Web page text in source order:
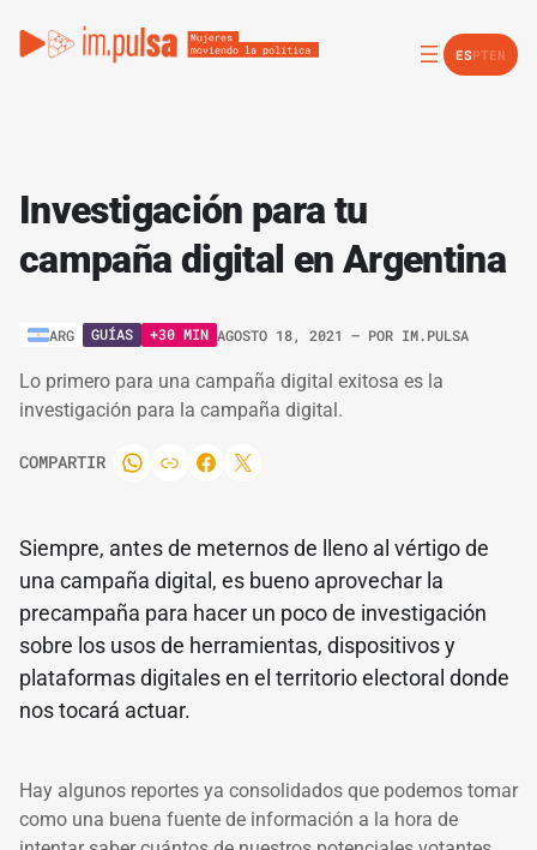
ESPTEN
Investigación para tu
campaña digital en Argentina
ARG GUÍAS +30 MIN AGOSTO 18, 2021 – POR IM.PULSA
Lo primero para una campaña digital exitosa es la
investigación para la campaña digital.
COMPARTIR
Siempre, antes de meternos de lleno al vértigo de
una campaña digital, es bueno aprovechar la
precampaña para hacer un poco de investigación
sobre los usos de herramientas, dispositivos y
plataformas digitales en el territorio electoral donde
nos tocará actuar.
Hay algunos reportes ya consolidados que podemos tomar
como una buena fuente de información a la hora de